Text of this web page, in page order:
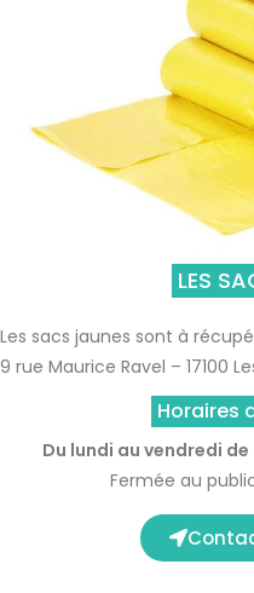
LES
Les sacs jaunes sont à
9 rue Maurice Ravel – 17100
Horaires
Du lundi au vendredi de
Fermée au